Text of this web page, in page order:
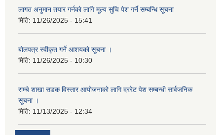
लागत अनुमान तयार गर्नकाे लागि मूल्य सुचि पेश गर्ने सम्बन्धि सूचना
मिति: 11/26/2025 - 15:41
बोलपत्र स्वीकृत गर्ने आशयको सूचना ।
मिति: 11/26/2025 - 10:30
राम्चे शाखा सडक विस्तार आयोजनाको लागि दररेट पेश सम्बन्धी सार्वजनिक
सूचना ।
मिति: 11/13/2025 - 12:34